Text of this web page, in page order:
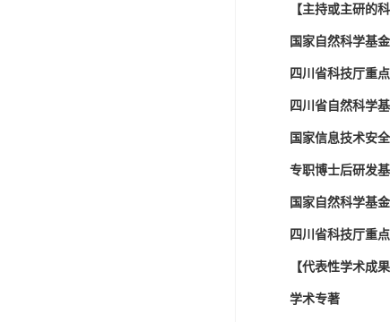
【主持或主研的
国家自然科学基
四川省科技厅重
四川省自然科学
国家信息技术安
专职博士后研发
国家自然科学基
四川省科技厅重
【代表性学术成果
学术专著